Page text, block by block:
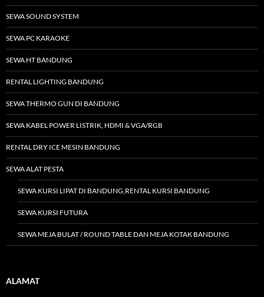
SEWA SOUND SYSTEM
SEWA PC KARAOKE
SEWA HT BANDUNG
RENTAL LIGHTING BANDUNG
SEWA THERMO GUN DI BANDUNG
SEWA KABEL POWER LISTRIK, HDMI & VGA/RGB
RENTAL DRY ICE MESIN BANDUNG
SEWA ALAT PESTA
SEWA KURSI LIPAT DI BANDUNG,RENTAL KURSI BANDUNG
SEWA KURSI FUTURA
SEWA MEJA BULAT / ROUND TABLE DAN MEJA KOTAK BANDUNG
ALAMAT